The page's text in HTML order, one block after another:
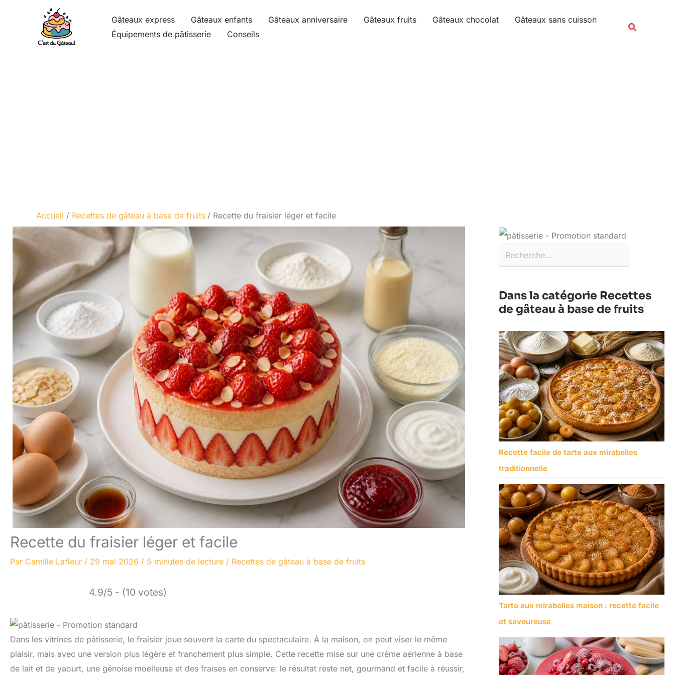
Gâteaux express Gâteaux enfants Gâteaux anniversaire Gâteaux fruits Gâteaux chocolat
Gâteaux sans cuisson
Équipements de pâtisserie
Conseils
Accueil Recettes de gâteau à base de fruits Recette du fraisier léger et facile
Recette du fraisier léger et facile
Par Camille Lafleur / 29 mai 2026 / 5 minutes de lecture / Recettes de gâteau à base de fruits
4.9/5 - (10 votes)
Dans les vitrines de pâtisserie, le fraisier joue souvent la carte du spectaculaire. À la maison, on peut viser le même
plaisir, mais avec une version plus légère et franchement plus simple. Cette recette mise sur une crème aérienne à base
de lait et de yaourt, une génoise moelleuse et des fraises en conserve: le résultat reste net, gourmand et facile à réussir,
Dans la catégorie Recettes
de gâteau à base de fruits
Recette facile de tarte aux mirabelles
traditionnelle
Tarte aux mirabelles maison : recette facile
et savoureuse